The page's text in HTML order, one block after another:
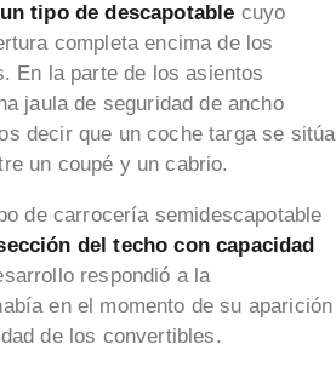
tipo de descapotable cuyo
completa encima de los
En la parte de los asientos
jaula de seguridad de ancho
decir que un coche targa se sitúa
un coupé y un cabrio.
de carrocería semidescapotable
del techo con capacidad
respondió a la
en el momento de su aparición
de los convertibles.